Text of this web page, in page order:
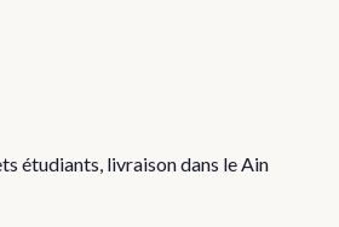
étudiants, livraison dans le Ain